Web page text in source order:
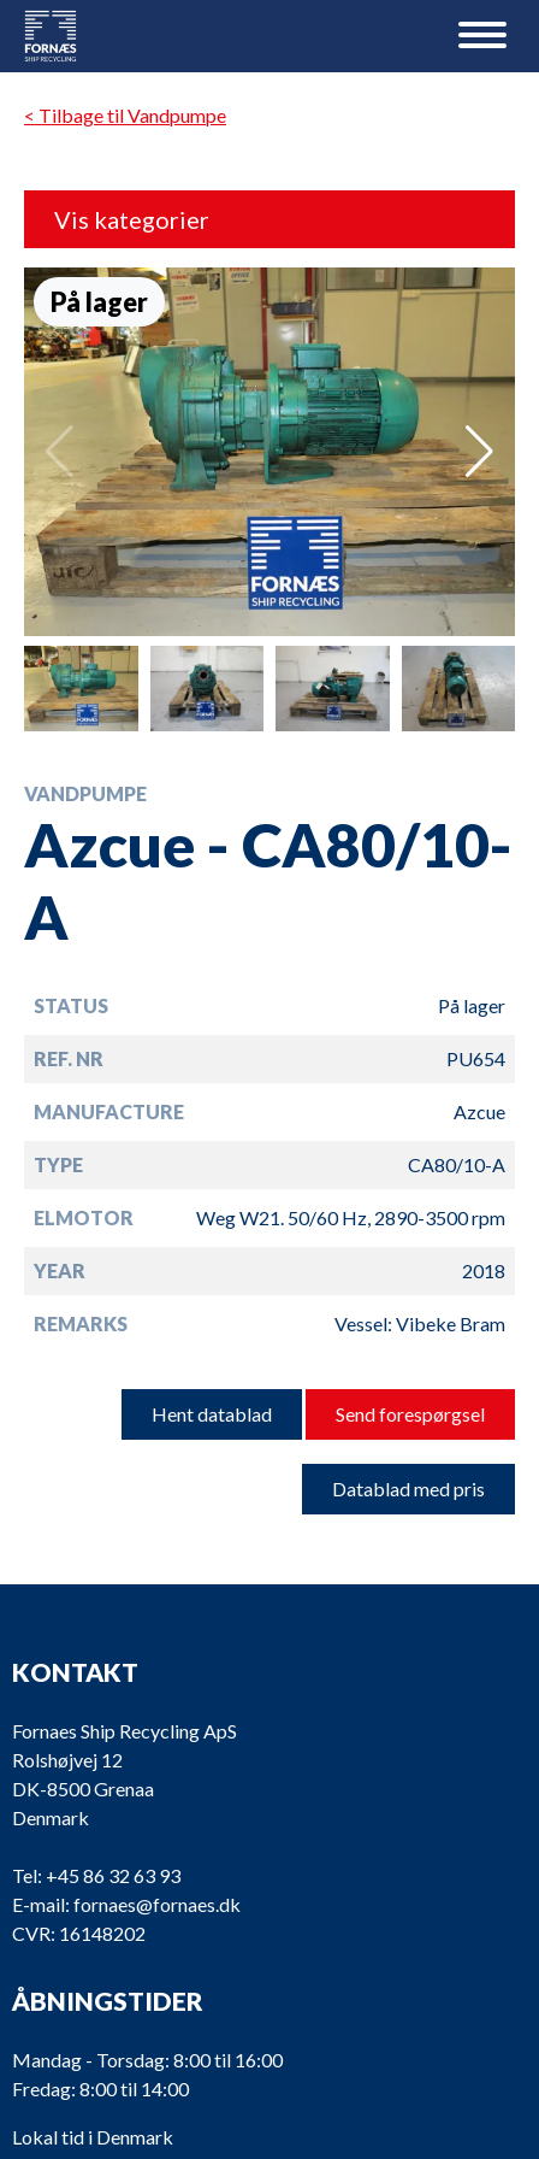
< Tilbage til Vandpumpe
Vis kategorier
På lager
VANDPUMPE
Azcue - CA80/10-
A
STATUS På lager
REF. NR PU654
MANUFACTURE Azcue
TYPE CA80/10-A
ELMOTOR Weg W21. 50/60 Hz, 2890-3500 rpm
YEAR 2018
REMARKS Vessel: Vibeke Bram
Hent datablad Send forespørgsel
Datablad med pris
KONTAKT
Fornaes Ship Recycling ApS
Rolshøjvej 12
DK-8500 Grenaa
Denmark
Tel: +45 86 32 63 93
E-mail: fornaes@fornaes.dk
CVR: 16148202
ÅBNINGSTIDER
Mandag - Torsdag: 8:00 til 16:00
Fredag: 8:00 til 14:00
Lokal tid i Denmark